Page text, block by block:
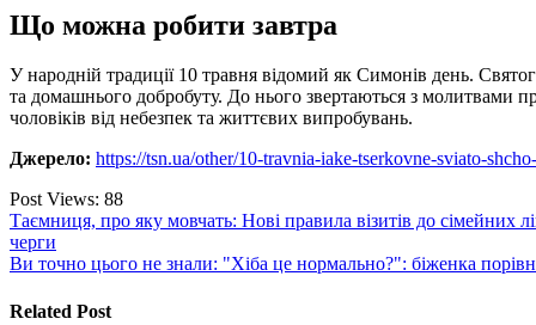
Що можна робити завтра
У народній традиції 10 травня відомий як Симонів день.
та домашнього добробуту. До нього звертаються з молитвами
чоловіків від небезпек та життєвих випробувань.
Джерело: https://tsn.ua/other/10-travnia-iake-tserkovne-sviato-
Post Views: 88
Навігація
записів
Таємниця, про яку мовчать: Нові правила візитів до сімейних
черги
Ви точно цього не знали: "Хіба це нормально?": біженка
Related Post